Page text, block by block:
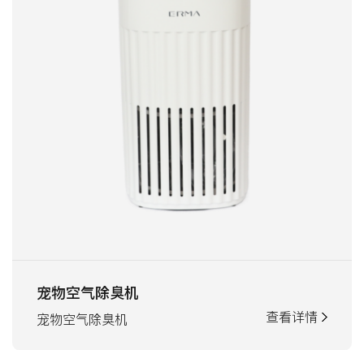
宠物空气除臭机
宠物空气除臭机 查看详情